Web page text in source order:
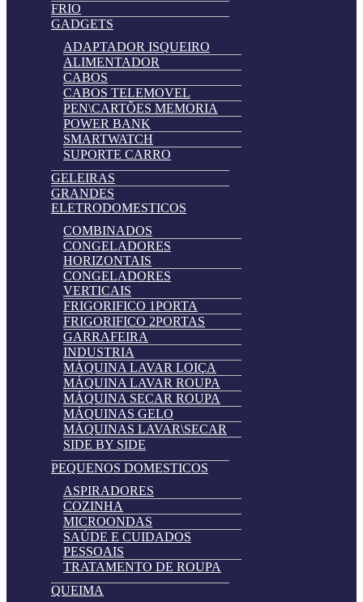
FRIO
GADGETS
ADAPTADOR ISQUEIRO
ALIMENTADOR
CABOS
CABOS TELEMOVEL
PEN\CARTÕES MEMORIA
POWER BANK
SMARTWATCH
SUPORTE CARRO
GELEIRAS
GRANDES
ELETRODOMESTICOS
COMBINADOS
CONGELADORES
HORIZONTAIS
CONGELADORES
VERTICAIS
FRIGORIFICO 1PORTA
FRIGORIFICO 2PORTAS
GARRAFEIRA
INDUSTRIA
MÁQUINA LAVAR LOIÇA
MÁQUINA LAVAR ROUPA
MÁQUINA SECAR ROUPA
MÁQUINAS GELO
MÁQUINAS LAVAR\SECAR
SIDE BY SIDE
PEQUENOS DOMESTICOS
ASPIRADORES
COZINHA
MICROONDAS
SAÚDE E CUIDADOS
PESSOAIS
TRATAMENTO DE ROUPA
QUEIMA